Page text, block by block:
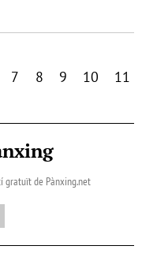
7 8 9 10 11
gratuït de Pànxing.net​